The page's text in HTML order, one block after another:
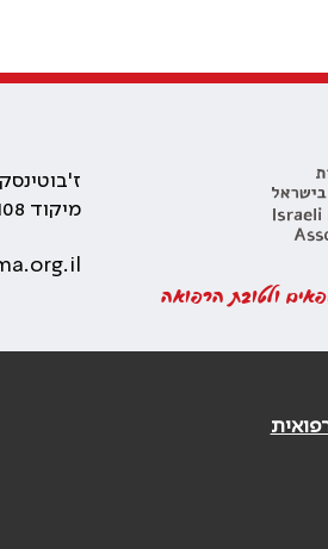
ולטובת הרפואה
ז'בוטינסקי 35 רמת גן, בניין
מיקוד 5251108